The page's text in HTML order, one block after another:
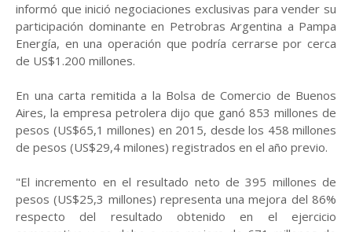
informó que inició negociaciones exclusivas para vender su
participación dominante en Petrobras Argentina a Pampa
Energía, en una operación que podría cerrarse por cerca
de US$1.200 millones.
En una carta remitida a la Bolsa de Comercio de Buenos
Aires, la empresa petrolera dijo que ganó 853 millones de
pesos (US$65,1 millones) en 2015, desde los 458 millones
de pesos (US$29,4 milones) registrados en el año previo.
"El incremento en el resultado neto de 395 millones de
pesos (US$25,3 millones) representa una mejora del 86%
respecto del resultado obtenido en el ejercicio